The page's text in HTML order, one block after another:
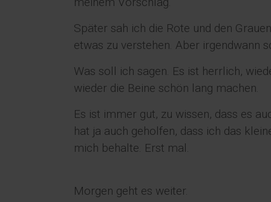
Später sah ich die Rote und den
etwas zu verstehen. Aber irgendwann
Was soll ich sagen. Es ist herrlich,
wieder die Beine schön lang machen.
Es ist immer gut, zu wissen, dass es
hat ja auch geholfen, dass ich das
mich behalte. Erst mal.
Morgen geht es weiter.